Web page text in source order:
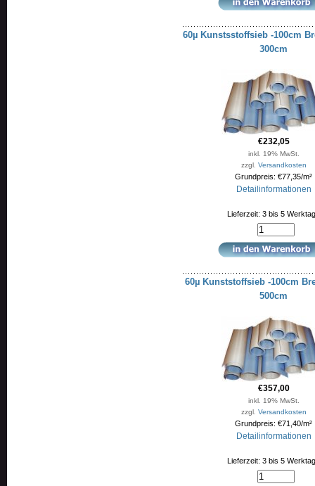
60µ Kunstsstoffsieb -100cm
300cm
€232,05
inkl. 19% MwSt.
zzgl. Versandkosten
Grundpreis: €77,35/m²
Detailinformationen
Lieferzeit: 3 bis 5
60µ Kunststoffsieb -100cm
500cm
€357,00
inkl. 19% MwSt.
zzgl. Versandkosten
Grundpreis: €71,40/m²
Detailinformationen
Lieferzeit: 3 bis 5